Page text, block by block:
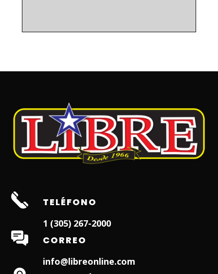
TELÉFONO
1 (305) 267-2000
CORREO
info@libreonline.com